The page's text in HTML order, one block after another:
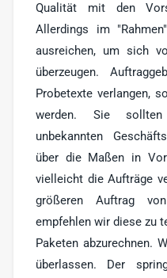
Qualität mit den
Allerdings im
ausreichen, um sich
überzeugen.
Probetexte verlangen,
werden. Sie
unbekannten
über die Maßen in
vielleicht die Aufträge
größeren Auftrag
empfehlen wir diese zu
Paketen abzurechnen.
überlassen. Der